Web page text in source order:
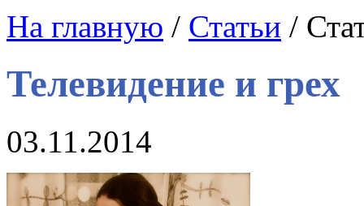
На главную / Статьи /
Телевидение и грех
03.11.2014